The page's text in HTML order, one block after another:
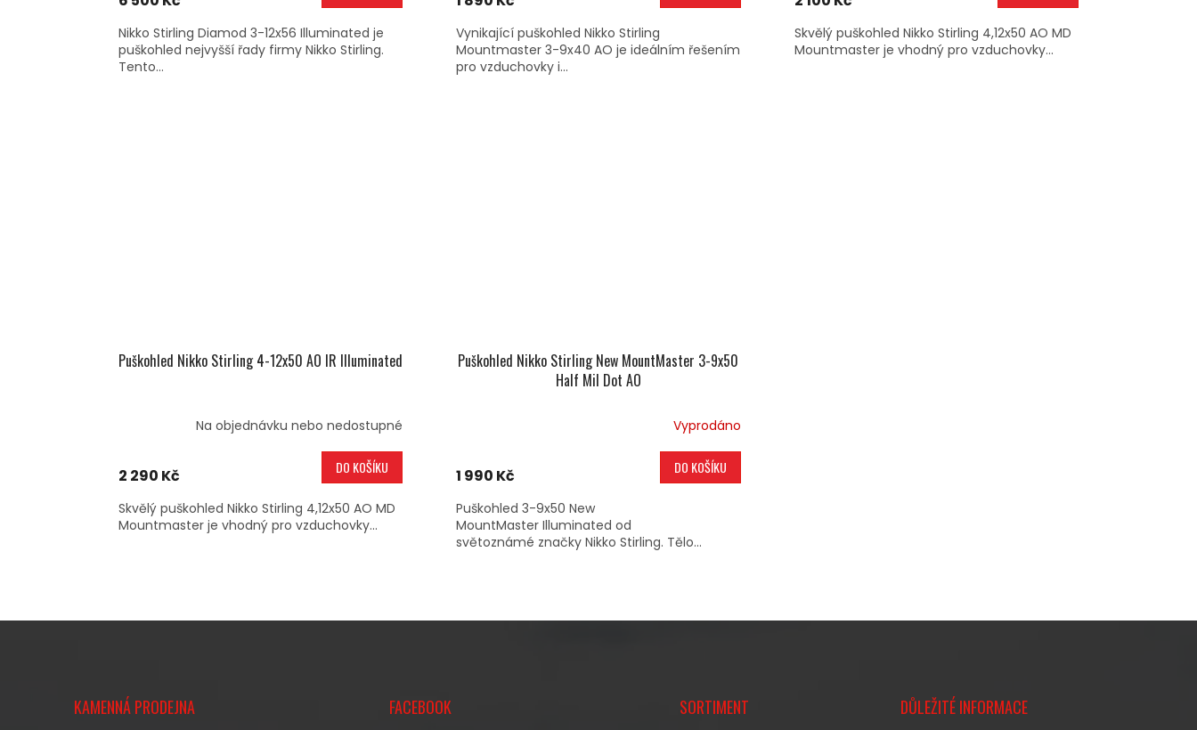
Nikko Stirling Diamod 3-12x56 Illuminated je
puškohled nejvyšší řady firmy Nikko Stirling.
Tento...
Vynikající puškohled Nikko Stirling
Mountmaster 3-9x40 AO je ideálním řešením
pro vzduchovky i...
Skvělý puškohled Nikko Stirling 4,12x50 AO MD
Mountmaster je vhodný pro vzduchovky...
Puškohled Nikko Stirling 4-12x50 AO IR Illuminated
Na objednávku nebo nedostupné
2 290 Kč DO KOŠÍKU
Skvělý puškohled Nikko Stirling 4,12x50 AO MD
Mountmaster je vhodný pro vzduchovky...
Puškohled Nikko Stirling New MountMaster 3-9x50
Half Mil Dot AO
Vyprodáno
1 990 Kč DO KOŠÍKU
Puškohled 3-9x50 New
MountMaster Illuminated od
světoznámé značky Nikko Stirling. Tělo...
V
KAMENNÁ PRODEJNA FACEBOOK SORTIMENT DŮLEŽITÉ INFORMACE